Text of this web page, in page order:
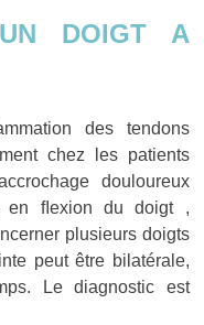
DOIGT A
des tendons
chez les patients
douloureux
en ﬂexion du doigt ,
plusieurs doigts
peut être bilatérale,
Le diagnostic est